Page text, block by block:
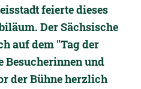
feierte dieses
Der Sächsische
auf dem "Tag der
Besucherinnen und
der Bühne herzlich